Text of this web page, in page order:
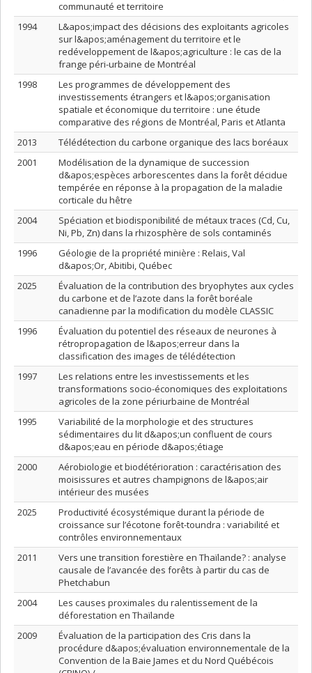
communauté et territoire
1994
L&apos;impact des décisions des exploitants agricoles
sur l&apos;aménagement du territoire et le
redéveloppement de l&apos;agriculture : le cas de la
frange péri-urbaine de Montréal
1998
Les programmes de développement des
investissements étrangers et l&apos;organisation
spatiale et économique du territoire : une étude
comparative des régions de Montréal, Paris et Atlanta
2013
Télédétection du carbone organique des lacs boréaux
2001
Modélisation de la dynamique de succession
d&apos;espèces arborescentes dans la forêt décidue
tempérée en réponse à la propagation de la maladie
corticale du hêtre
2004
Spéciation et biodisponibilité de métaux traces (Cd, Cu,
Ni, Pb, Zn) dans la rhizosphère de sols contaminés
1996
Géologie de la propriété minière : Relais, Val
d&apos;Or, Abitibi, Québec
2025
Évaluation de la contribution des bryophytes aux cycles
du carbone et de l’azote dans la forêt boréale
canadienne par la modification du modèle CLASSIC
1996
Évaluation du potentiel des réseaux de neurones à
rétropropagation de l&apos;erreur dans la
classification des images de télédétection
1997
Les relations entre les investissements et les
transformations socio-économiques des exploitations
agricoles de la zone périurbaine de Montréal
1995
Variabilité de la morphologie et des structures
sédimentaires du lit d&apos;un confluent de cours
d&apos;eau en période d&apos;étiage
2000
Aérobiologie et biodétérioration : caractérisation des
moisissures et autres champignons de l&apos;air
intérieur des musées
2025
Productivité écosystémique durant la période de
croissance sur l’écotone forêt-toundra : variabilité et
contrôles environnementaux
2011
Vers une transition forestière en Thaïlande? : analyse
causale de l’avancée des forêts à partir du cas de
Phetchabun
2004
Les causes proximales du ralentissement de la
déforestation en Thaïlande
2009
Évaluation de la participation des Cris dans la
procédure d&apos;évaluation environnementale de la
Convention de la Baie James et du Nord Québécois